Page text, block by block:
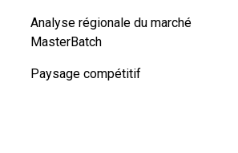
Analyse régionale du marché
MasterBatch
Paysage compétitif